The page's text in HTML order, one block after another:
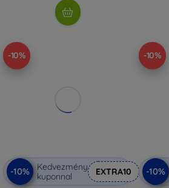
-10%
-10%
Kedvezmény
kuponnal
EXTRA10
-10%
-10%